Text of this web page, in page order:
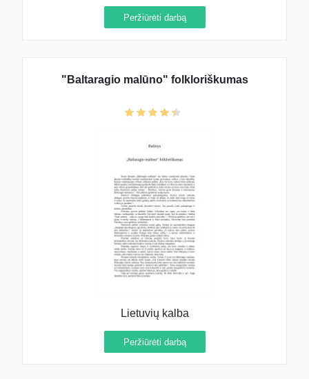
Peržiūrėti darbą
"Baltaragio malūno" folkloriškumas
Lietuvių kalba
Peržiūrėti darbą